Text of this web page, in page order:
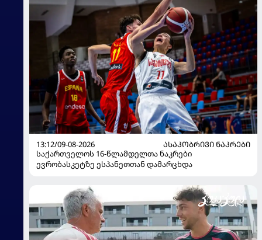
13:12/09-08-2026
ᲐᲡᲐᲙᲝᲑᲠᲘᲕᲘ ᲜᲐᲙᲠᲔᲑᲘ
საქართველოს 16-წლამდელთა ნაკრები
ევრობასკეტზე ესპანეთთან დამარცხდა